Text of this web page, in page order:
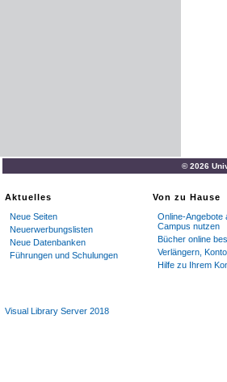
© 2026
Aktuelles
Neue Seiten
Neuerwerbungslisten
Neue Datenbanken
Führungen und Schulungen
Von zu Hause
Online-Angebote
Campus nutzen
Bücher online
Verlängern,
Hilfe zu Ihrem
Visual Library Server 2018